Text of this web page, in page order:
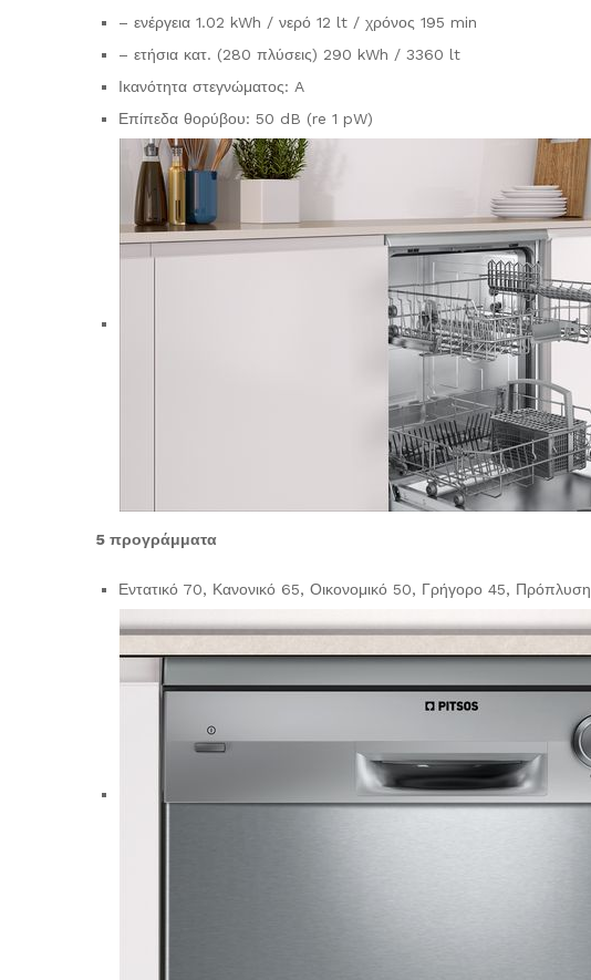
– ενέργεια 1.02 kWh / νερό 12 lt / χρόνος 195 min
– ετήσια κατ. (280 πλύσεις) 290 kWh / 3360 lt
Ικανότητα στεγνώματος: A
Επίπεδα θορύβου: 50 dB (re 1 pW)
5 προγράμματα
Εντατικό 70, Κανονικό 65, Οικονομικό 50, Γρήγορο 45, Πρόπλυση